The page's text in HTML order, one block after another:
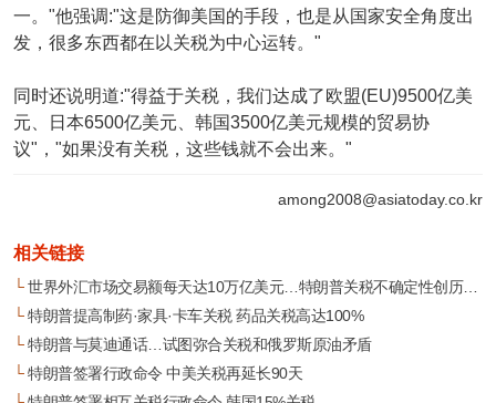
一。"他强调:"这是防御美国的手段，也是从国家安全角度出
发，很多东西都在以关税为中心运转。"
同时还说明道:"得益于关税，我们达成了欧盟(EU)9500亿美
元、日本6500亿美元、韩国3500亿美元规模的贸易协
议"，"如果没有关税，这些钱就不会出来。"
among2008@asiatoday.co.kr
相关链接
└世界外汇市场交易额每天达10万亿美元…特朗普关税不确定性创历史新高
└特朗普提高制药·家具·卡车关税 药品关税高达100%
└特朗普与莫迪通话…试图弥合关税和俄罗斯原油矛盾
└特朗普签署行政命令 中美关税再延长90天